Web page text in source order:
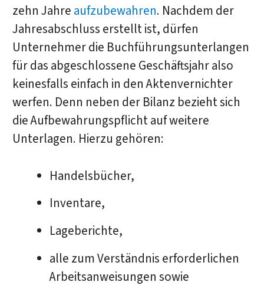
zehn Jahre aufzubewahren. Nachdem der
Jahresabschluss erstellt ist, dürfen
Unternehmer die Buchführungsunterlangen
für das abgeschlossene Geschäftsjahr also
keinesfalls einfach in den Aktenvernichter
werfen. Denn neben der Bilanz bezieht sich
die Aufbewahrungspflicht auf weitere
Unterlagen. Hierzu gehören:
Handelsbücher,
Inventare,
Lageberichte,
alle zum Verständnis erforderlichen
Arbeitsanweisungen sowie